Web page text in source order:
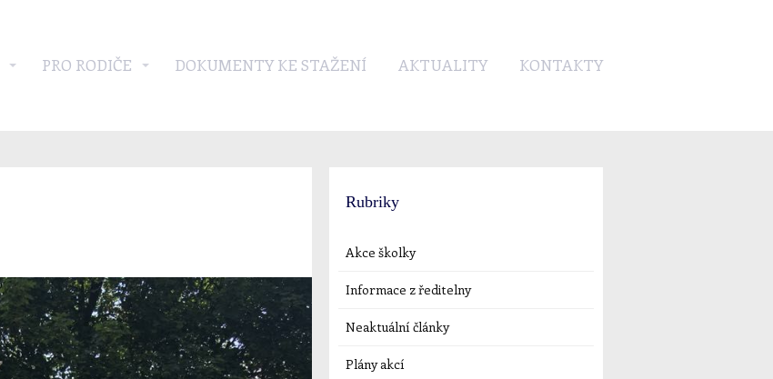
PRO RODIČE DOKUMENTY KE STAŽENÍ AKTUALITY KONTAKTY
Rubriky
Akce školky
Informace z ředitelny
Neaktuální články
Plány akcí